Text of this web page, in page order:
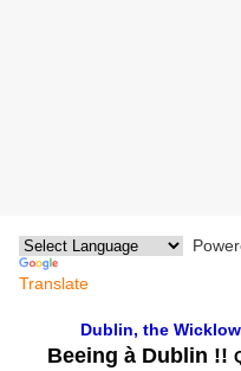
Translate
Dublin, the
Beeing à Dublin !!